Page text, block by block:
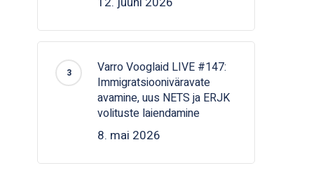
Varro Vooglaid LIVE #147:
Immigratsiooniväravate
avamine, uus NETS ja ERJK
volituste laiendamine
8. mai 2026